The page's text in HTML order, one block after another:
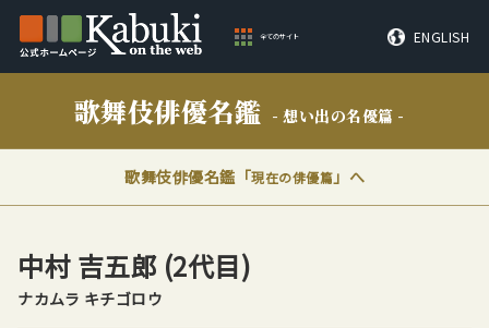
全てのサイト ENGLISH
歌舞伎俳優名鑑 - 想い出の名優篇 -
歌舞伎俳優名鑑「現在の俳優篇」へ
中村 吉五郎 (2代目)
ナカムラ キチゴロウ